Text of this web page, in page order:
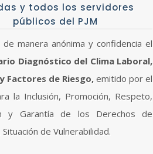
y todos los servidores
públicos del PJM
de manera anónima y confidencia el
Diagnóstico del Clima Laboral,
Factores de Riesgo,emitido por el
la Inclusión, Promoción, Respeto,
y Garantía de los Derechos de
de Vulnerabilidad.